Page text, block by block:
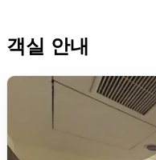
객실 안내